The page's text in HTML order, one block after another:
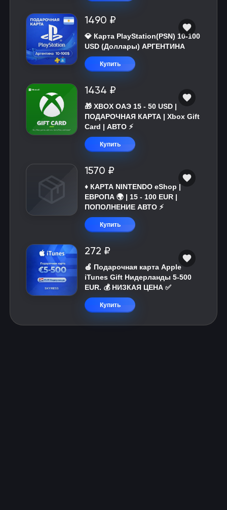
1490 ₽
💎 Карта PlayStation(PSN) 10-100
USD (Доллары) АРГЕНТИНА
Купить
1434 ₽
🎁 XBOX ОАЭ 15 - 50 USD |
ПОДАРОЧНАЯ КАРТА | Xbox Gift
Card | АВТО ⚡
Купить
1570 ₽
♦️ КАРТА NINTENDO eShop |
ЕВРОПА 🌍 | 15 - 100 EUR |
ПОПОЛНЕНИЕ АВТО ⚡
Купить
272 ₽
🍎 Подарочная карта Apple
iTunes Gift Нидерланды 5-500
EUR. 💰 НИЗКАЯ ЦЕНА ✅
Купить